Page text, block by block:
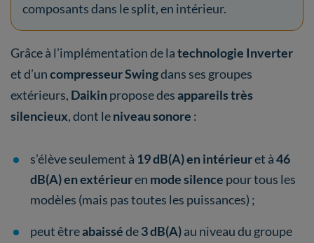
composants dans le split, en intérieur.
Grâce à l’implémentation de latechnologie Inverter
et d’uncompresseur Swingdans ses groupes
extérieurs, Daikinpropose desappareils très
silencieux, dont leniveau sonore :
s’élève seulement à 19 dB(A) en intérieuret à46
dB(A) en extérieuren mode silence pour tous les
modèles (mais pas toutes les puissances) ;
peut êtreabaisséde3 dB(A)au niveau du groupe